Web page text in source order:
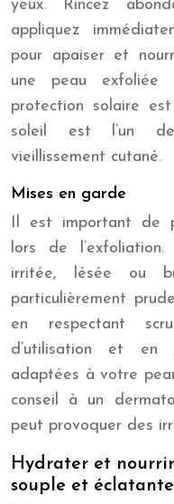
yeux. Rincez
appliquez
pour apaiser et
une peau exfoliée
protection solaire
soleil est l’un
vieillissement cutané.
Mises en garde
Il est important de
lors de
irritée, lésée ou
particulièrement
en respectant
d’utilisation et en
adaptées à votre
conseil à un
peut provoquer des
Hydrater et
souple et